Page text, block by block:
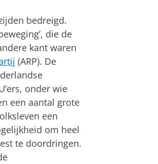
bedreigd.
die de
kant waren
(ARP). De
onder wie
een aantal grote
een
om heel
te doordringen.